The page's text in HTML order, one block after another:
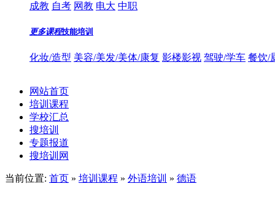
成教 自考 网教 电大 中职
更多课程技能培训
化妆/造型 美容/美发/美体/康复 影楼影视 驾驶/学车 餐饮/
网站首页
培训课程
学校汇总
搜培训
专题报道
搜培训网
当前位置: 首页 » 培训课程 » 外语培训 » 德语